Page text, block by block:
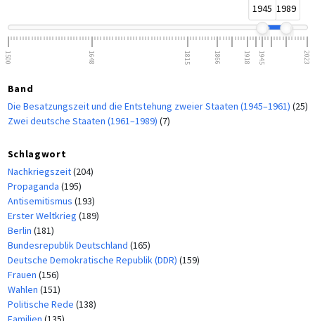
1945 1989
1500 1648 1815 1866 1918 1945 2023
Band
Die Besatzungszeit und die Entstehung zweier Staaten (1945–1961) (25)
Zwei deutsche Staaten (1961–1989) (7)
Schlagwort
Nachkriegszeit(204)
Propaganda (195)
Antisemitismus (193)
Erster Weltkrieg (189)
Berlin (181)
Bundesrepublik Deutschland (165)
Deutsche Demokratische Republik (DDR) (159)
Frauen (156)
Wahlen (151)
Politische Rede (138)